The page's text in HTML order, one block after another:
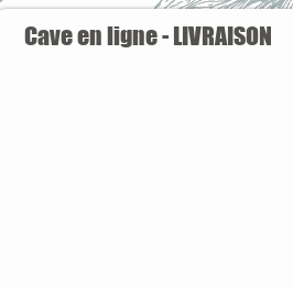
Cave en ligne - LIVRAISON